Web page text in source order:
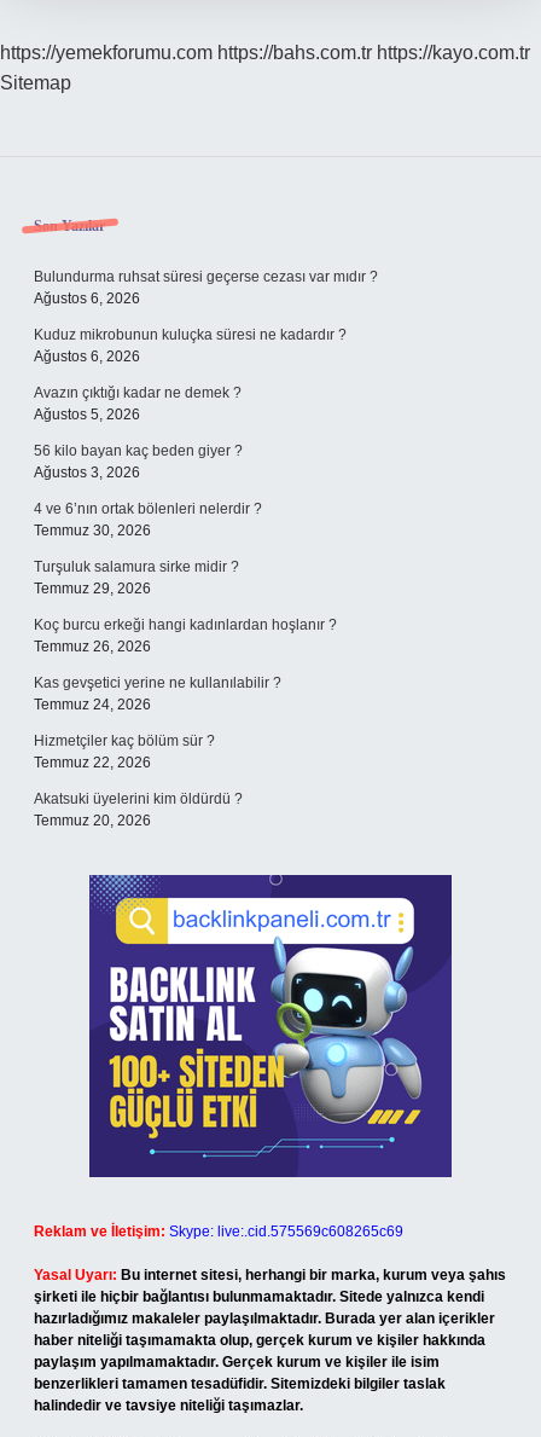
https://yemekforumu.com https://bahs.com.tr https://kayo.com.tr
Sitemap
Sidebar
Son Yazılar
Bulundurma ruhsat süresi geçerse cezası var mıdır ?
Ağustos 6, 2026
Kuduz mikrobunun kuluçka süresi ne kadardır ?
Ağustos 6, 2026
Avazın çıktığı kadar ne demek ?
Ağustos 5, 2026
56 kilo bayan kaç beden giyer ?
Ağustos 3, 2026
4 ve 6’nın ortak bölenleri nelerdir ?
Temmuz 30, 2026
Turşuluk salamura sirke midir ?
Temmuz 29, 2026
Koç burcu erkeği hangi kadınlardan hoşlanır ?
Temmuz 26, 2026
Kas gevşetici yerine ne kullanılabilir ?
Temmuz 24, 2026
Hizmetçiler kaç bölüm sür ?
Temmuz 22, 2026
Akatsuki üyelerini kim öldürdü ?
Temmuz 20, 2026
Reklam ve İletişim: Skype: live:.cid.575569c608265c69
Yasal Uyarı: Bu internet sitesi, herhangi bir marka, kurum veya şahıs
şirketi ile hiçbir bağlantısı bulunmamaktadır. Sitede yalnızca kendi
hazırladığımız makaleler paylaşılmaktadır. Burada yer alan içerikler
haber niteliği taşımamakta olup, gerçek kurum ve kişiler hakkında
paylaşım yapılmamaktadır. Gerçek kurum ve kişiler ile isim
benzerlikleri tamamen tesadüfidir. Sitemizdeki bilgiler taslak
halindedir ve tavsiye niteliği taşımazlar.